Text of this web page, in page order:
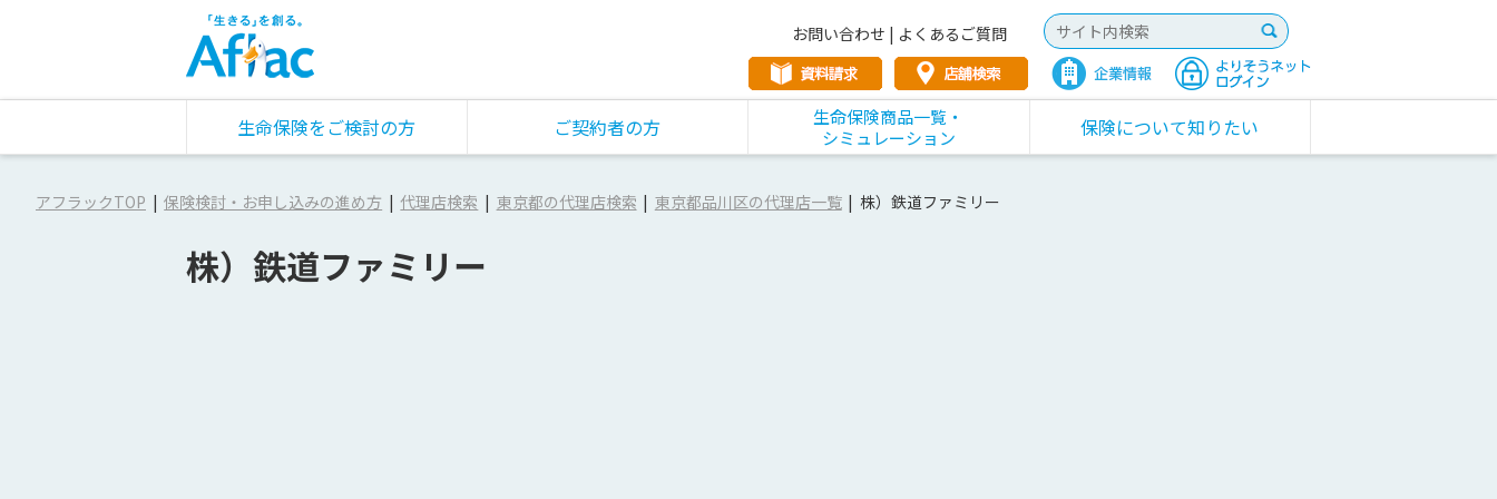
お問い合わせ | よくあるご質問
生命保険をご検討の方 ご契約者の方
生命保険商品一覧・
シミュレーション
保険について知りたい
アフラックTOP 保険検討・お申し込みの進め方 代理店検索 東京都の代理店検索 東京都品川区の代理店一覧 株）鉄道ファミリー
株）鉄道ファミリー